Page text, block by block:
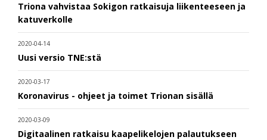
Triona vahvistaa Sokigon ratkaisuja liikenteeseen ja
katuverkolle
2020-04-14
Uusi versio TNE:stä
2020-03-17
Koronavirus - ohjeet ja toimet Trionan sisällä
2020-03-09
Digitaalinen ratkaisu kaapelikelojen palautukseen